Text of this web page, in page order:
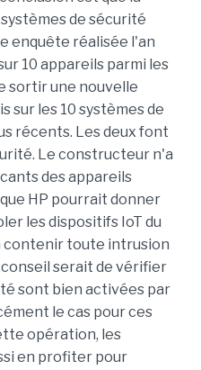
de sécurité
enquête réalisée l'an
10 appareils parmi les
sortir une nouvelle
sur les 10 systèmes de
récents. Les deux font
Le constructeur n'a
des appareils
HP pourrait donner
les dispositifs IoT du
contenir toute intrusion
conseil serait de vérifier
sont bien activées par
le cas pour ces
opération, les
en profiter pour